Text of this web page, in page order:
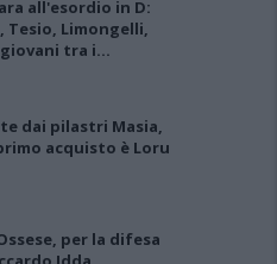
all'esordio in D:
Tesio, Limongelli,
tra i…
dai pilastri Masia,
acquisto è Loru
per la difesa